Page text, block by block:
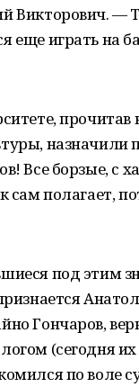
Викторович. —
еще играть на
назначили
Все борзые, с
сам полагает,
под этим
Гончаров,
(сегодня
по воле